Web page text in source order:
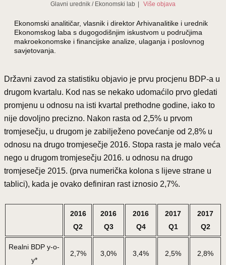
Glavni urednik / Ekonomski lab Više objava
Ekonomski analitičar, vlasnik i direktor Arhivanalitike i urednik
Ekonomskog laba s dugogodišnjim iskustvom u područjima
makroekonomske i financijske analize, ulaganja i poslovnog
savjetovanja.
Državni zavod za statistiku objavio je prvu procjenu BDP-a u
drugom kvartalu. Kod nas se nekako udomaćilo prvo gledati
promjenu u odnosu na isti kvartal prethodne godine, iako to
nije dovoljno precizno. Nakon rasta od 2,5% u prvom
tromjesečju, u drugom je zabilježeno povećanje od 2,8% u
odnosu na drugo tromjesečje 2016. Stopa rasta je malo veća
nego u drugom tromjesečju 2016. u odnosu na drugo
tromjesečje 2015. (prva numerička kolona s lijeve strane u
tablici), kada je ovako definiran rast iznosio 2,7%.
2016
Q2
2016
Q3
2016
Q4
2017
Q1
2017
Q2
Realni BDP y-o-
y*
2,7% 3,0% 3,4% 2,5% 2,8%